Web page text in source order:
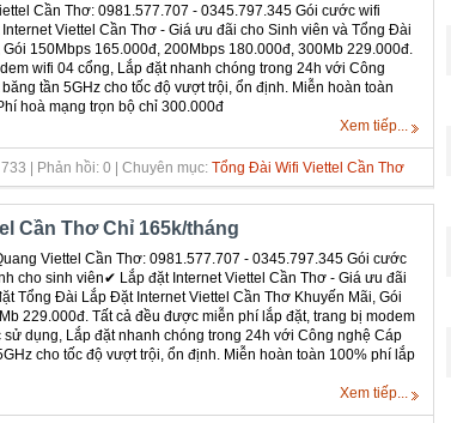
Cần Thơ: 0981.577.707 - 0345.797.345 Gói cước wifi
Viettel Cần Thơ - Giá ưu đãi cho Sinh viên và Tổng Đài
150Mbps 165.000đ, 200Mbps 180.000đ, 300Mb 229.000đ.
wifi 04 cổng, Lắp đặt nhanh chóng trong 24h với Công
tần 5GHz cho tốc độ vượt trội, ổn định. Miễn hoàn toàn
hoà mạng trọn bộ chỉ 300.000đ
Xem tiếp...
| Phản hồi: 0 | Chuyên mục: Tổng Đài Wifi Viettel Cần Thơ
Cần Thơ Chỉ 165k/tháng
Viettel Cần Thơ: 0981.577.707 - 0345.797.345 Gói cước
cho sinh viên✔ Lắp đặt Internet Viettel Cần Thơ - Giá ưu đãi
Tổng Đài Lắp Đặt Internet Viettel Cần Thơ Khuyến Mãi, Gói
229.000đ. Tất cả đều được miễn phí lắp đặt, trang bị modem
dụng, Lắp đặt nhanh chóng trong 24h với Công nghệ Cáp
cho tốc độ vượt trội, ổn định. Miễn hoàn toàn 100% phí lắp
Xem tiếp...